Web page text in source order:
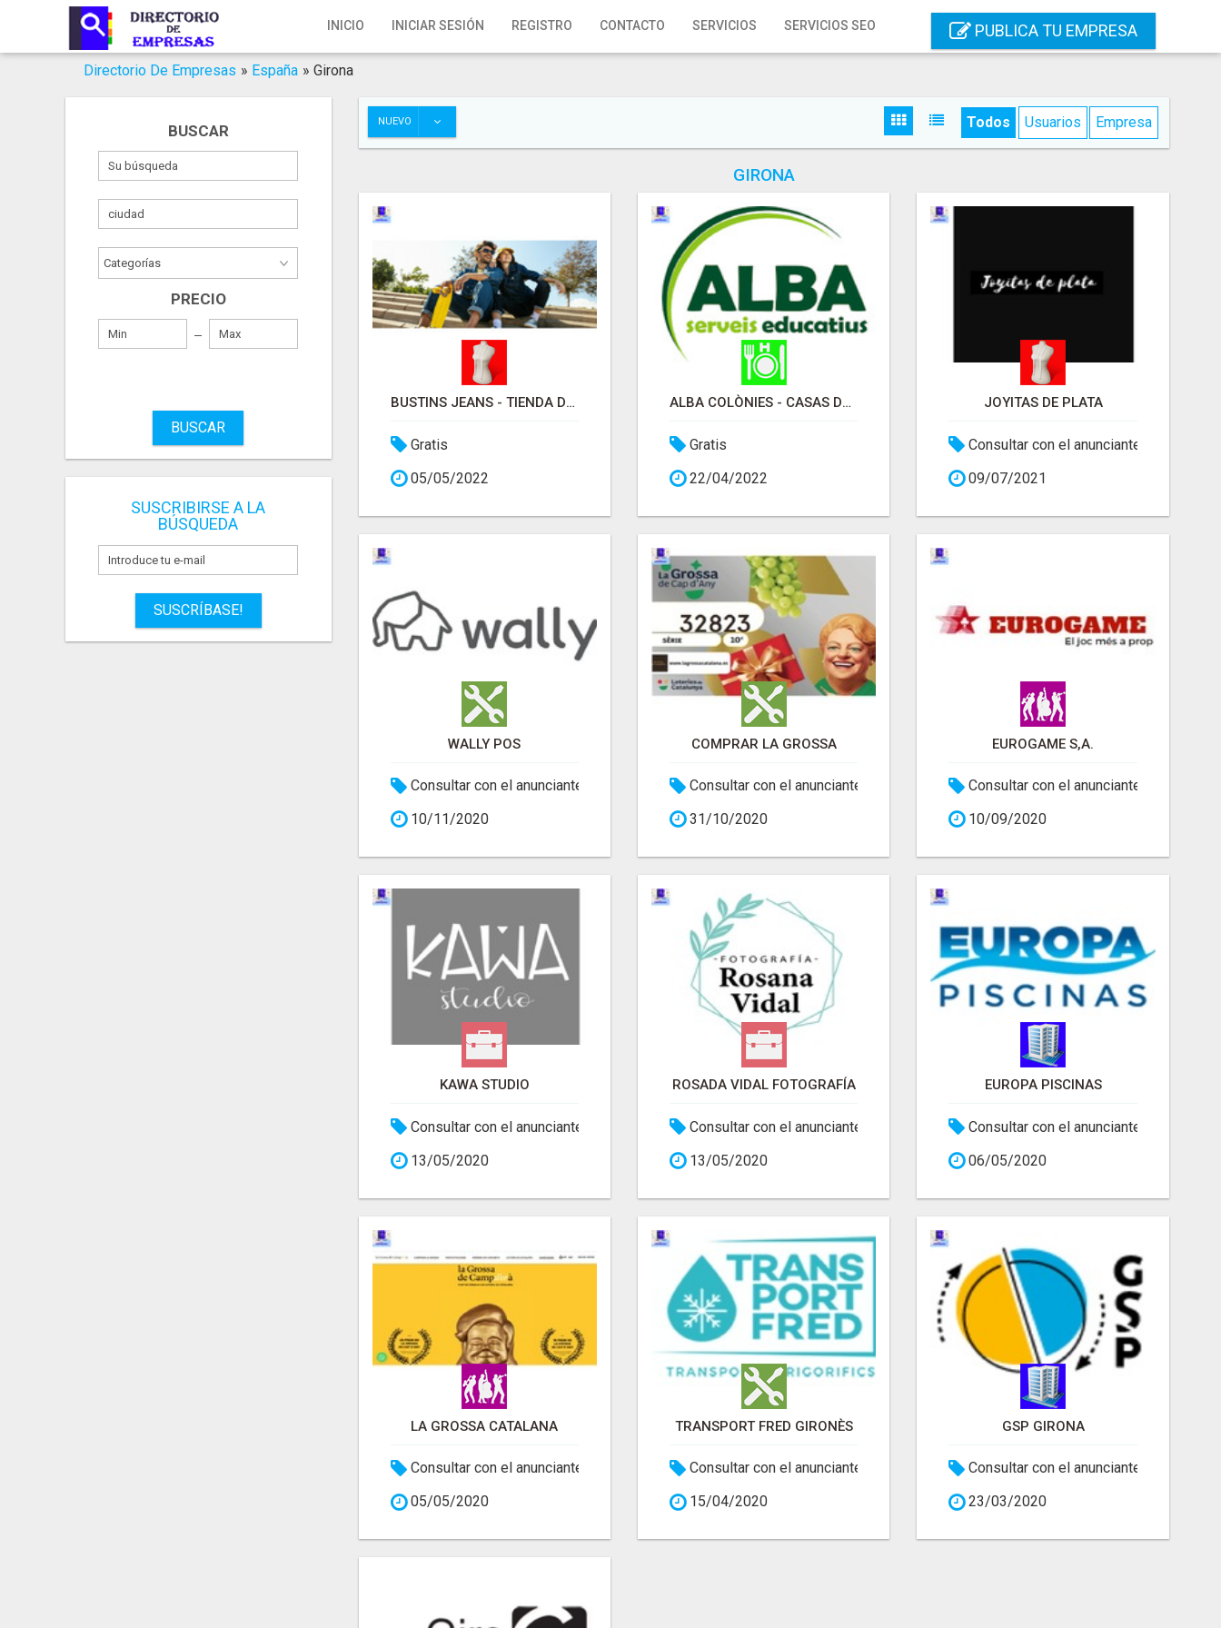
INICIO INICIAR SESIÓN REGISTRO CONTACTO SERVICIOS SERVICIOS SEO PUBLICA TU EMPRESA
Inicio
Iniciar Sesión
Servicios SEO
Publica Tu Empresa
Directorio De Empresas » España » Girona
BUSCAR
PRECIO
BUSCAR
SUSCRIBIRSE A LA
BÚSQUEDA
SUSCRÍBASE!
NUEVO Todos Usuarios Empresa
GIRONA
BUSTINS JEANS - TIENDA DE MODA VAQUERA SOSTENIBLE
Gratis
05/05/2022
ALBA COLÒNIES - CASAS DE COLONIAS
Gratis
22/04/2022
JOYITAS DE PLATA
Consultar con el anunciante
09/07/2021
WALLY POS
Consultar con el anunciante
10/11/2020
COMPRAR LA GROSSA
Consultar con el anunciante
31/10/2020
EUROGAME S,A.
Consultar con el anunciante
10/09/2020
KAWA STUDIO
Consultar con el anunciante
13/05/2020
ROSADA VIDAL FOTOGRAFÍA
Consultar con el anunciante
13/05/2020
EUROPA PISCINAS
Consultar con el anunciante
06/05/2020
LA GROSSA CATALANA
Consultar con el anunciante
05/05/2020
TRANSPORT FRED GIRONÈS
Consultar con el anunciante
15/04/2020
GSP GIRONA
Consultar con el anunciante
23/03/2020